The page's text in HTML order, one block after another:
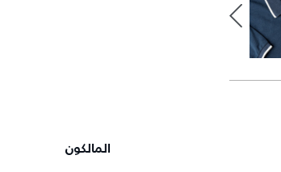
المالكون